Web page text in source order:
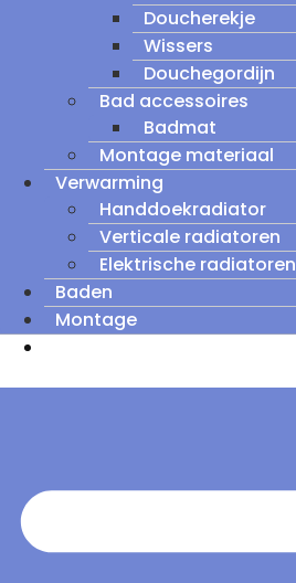
Doucherekje
Wissers
Douchegordijn
Bad accessoires
Badmat
Montage materiaal
Verwarming
Handdoekradiator
Verticale radiatoren
Elektrische radiatoren
Baden
Montage